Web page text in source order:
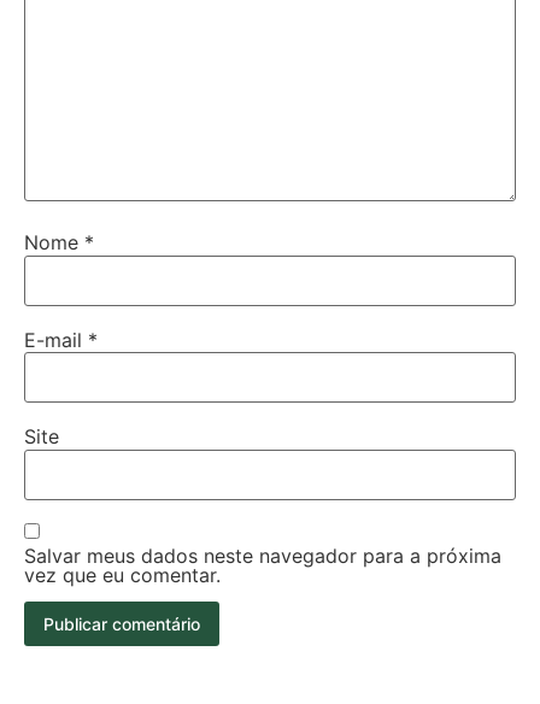
Nome *
E-mail *
Site
Salvar meus dados neste navegador para a próxima
vez que eu comentar.